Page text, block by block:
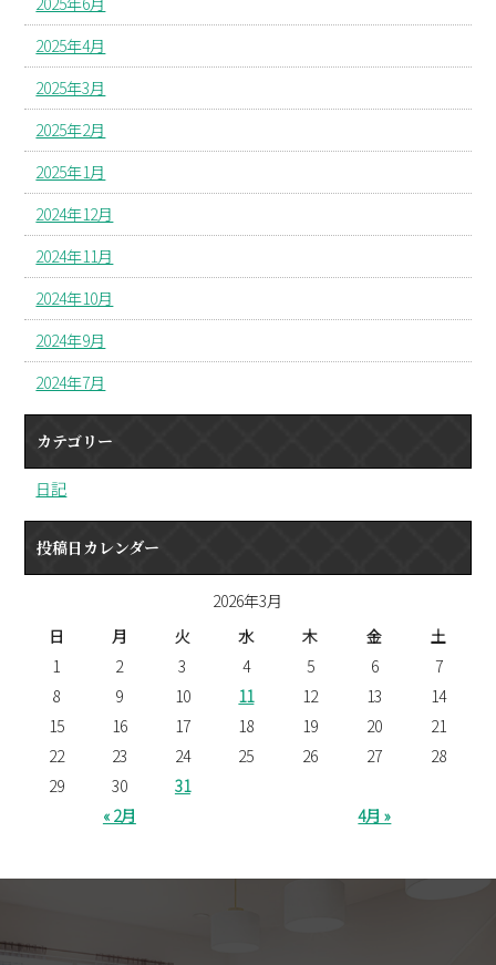
2025年4月
2025年3月
2025年2月
2025年1月
2024年12月
2024年11月
2024年10月
2024年9月
2024年7月
カテゴリー
日記
投稿日カレンダー
2026年3月
日
月 火 水 木 金 土
« 2月 4月 »
1 2 3 4 5 6
7
8
9 10 11 12 13
14
15
16 17 18 19 20
21
22
23 24 25 26 27
28
29
30 31